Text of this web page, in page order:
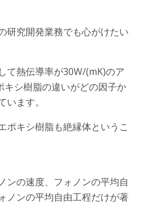
研究開発業務でも心がけたい
て熱伝導率が30W/(mK)のア
キシ樹脂の違いがどの因子か
ます。
ポキシ樹脂も絶縁体というこ
ンの速度、フォノンの平均自
ノンの平均自由工程だけが著